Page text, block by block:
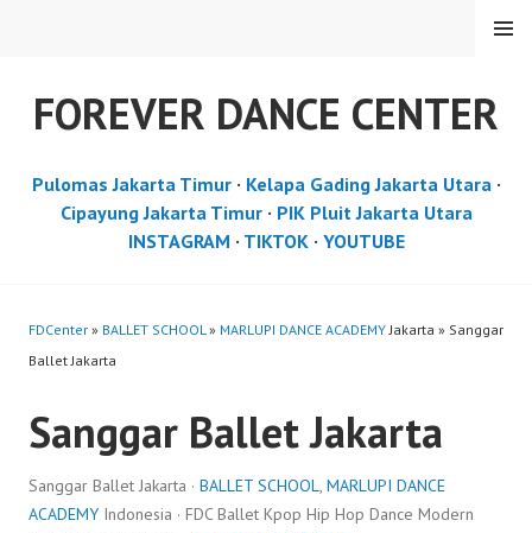
FOREVER DANCE CENTER
MENU
Pulomas Jakarta Timur· Kelapa Gading Jakarta Utara·
Cipayung Jakarta Timur· PIK Pluit Jakarta Utara
INSTAGRAM · TIKTOK· YOUTUBE
FDCenter » BALLET SCHOOL» MARLUPI DANCE ACADEMYJakarta » Sanggar
Ballet Jakarta
Sanggar Ballet Jakarta
Sanggar Ballet Jakarta · BALLET SCHOOL, MARLUPI DANCE
ACADEMY Indonesia · FDC Ballet Kpop Hip Hop Dance Modern